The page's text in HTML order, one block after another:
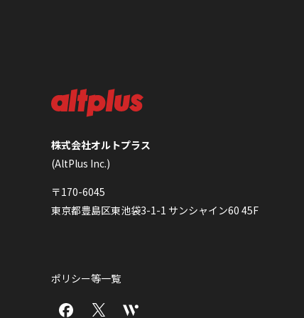
株式会社オルトプラス
(AltPlus Inc.)
〒170-6045
東京都豊島区東池袋3-1-1 サンシャイン60 45F
ポリシー等一覧